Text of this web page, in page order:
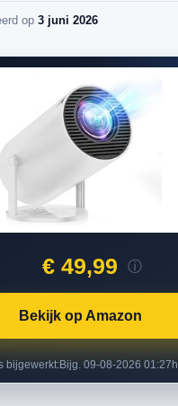
op 3 juni 2026
€ 49,99 ⓘ
Bekijk op Amazon
bijgewerkt:Bijg. 09-08-2026 01:27h